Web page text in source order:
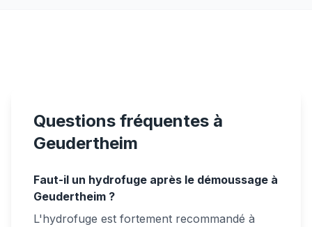
Questions fréquentes à
Geudertheim
Faut-il un hydrofuge après le démoussage à
Geudertheim ?
L'hydrofuge est fortement recommandé à